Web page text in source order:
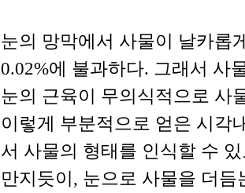
눈의 망막에서 사물이 날카롭
0.02%에 불과하다. 그래서 사
눈의 근육이 무의식적으로 사
이렇게 부분적으로 얻은 시각
서 사물의 형태를 인식할 수
만지듯이, 눈으로 사물을 더